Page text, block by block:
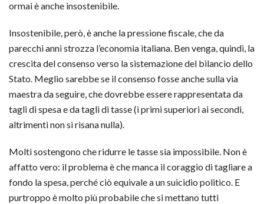
ormai è anche insostenibile.
Insostenibile, però, è anche la pressione fiscale, che da
parecchi anni strozza l’economia italiana. Ben venga, quindi, la
crescita del consenso verso la sistemazione del bilancio dello
Stato. Meglio sarebbe se il consenso fosse anche sulla via
maestra da seguire, che dovrebbe essere rappresentata da
tagli di spesa e da tagli di tasse (i primi superiori ai secondi,
altrimenti non si risana nulla).
Molti sostengono che ridurre le tasse sia impossibile. Non è
affatto vero: il problema è che manca il coraggio di tagliare a
fondo la spesa, perché ciò equivale a un suicidio politico. E
purtroppo è molto più probabile che si mettano tutti